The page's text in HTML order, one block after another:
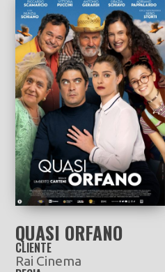
QUASI ORFANO
CLIENTE
Rai Cinema